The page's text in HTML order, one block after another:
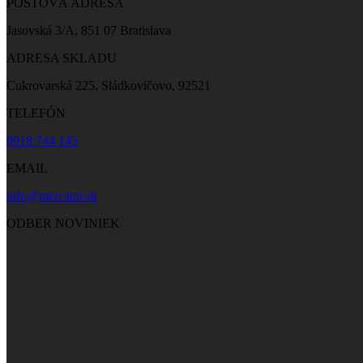
POŠTOVÁ ADRESA
Jasovská 3/A, 851 07 Bratislava
ADRESA SKLADU
Cukrovarská 225, Sládkovičovo, 92521
TELEFÓN
0918 744 145
EMAIL
info@mercator.sk
ODBER NOVINIEK